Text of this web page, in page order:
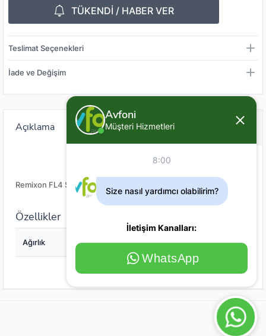
TÜKENDİ / HABER VER
Teslimat Seçenekleri
İade ve Değişim
Açıklama Değerlendirme (0)
Remixon FL4 Şamandıra
Özellikler
Ağırlık 4
Avfoni
Müşteri Hizmetleri
8:00
Size nasıl yardımcı olabilirim?
İletişim Kanalları:
WhatsApp